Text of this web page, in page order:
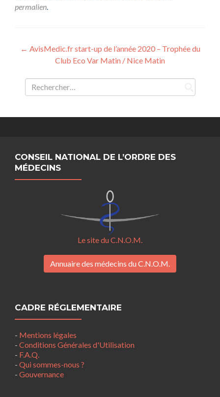
permalien.
Navigation
l’article
← AvisMedic.fr start-up de l’année 2020 – Trophée du
Club Eco Var Matin / Nice Matin
Rechercher :
CONSEIL NATIONAL DE L’ORDRE DES
MÉDECINS
Le site du C.N.O.M.
Annuaire des médecins du C.N.O.M.
CADRE RÉGLEMENTAIRE
- Mentions légales
- Conditions Générales d'Utilisation
- F.A.Q.
- Qui sommes-nous ?
- Gouvernance